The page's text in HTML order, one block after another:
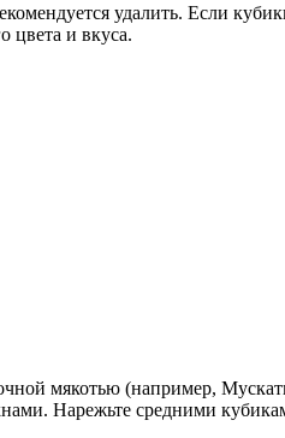
удалить. Если
цвета и вкуса.
мякотью (например,
Нарежьте средними